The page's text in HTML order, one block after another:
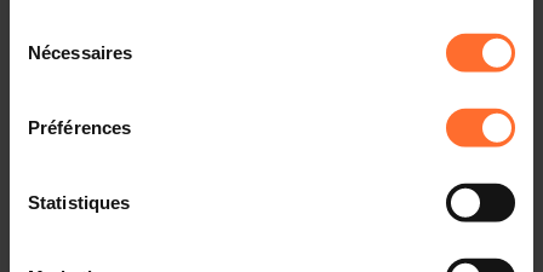
à l’exception des cookies strictement nécessaires au
fonctionnement du site. Une description des différents
cookies est accessible sous l’onglet « Détails » ci-
dessus.
Il est précisé que la navigation sur le site et certaines
fonctionnalités (ex : lecture de vidéos, partage sur les
Nécessaires
Préférences
Statistiques
applicables en cas d’infraction aux prescriptions de ce